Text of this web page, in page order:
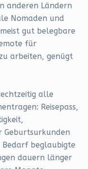
anderen Ländern
Nomaden und
gut belegbare
für
arbeiten, genügt
alle
Reisepass,
Geburtsurkunden
Bedarf beglaubigte
dauern länger